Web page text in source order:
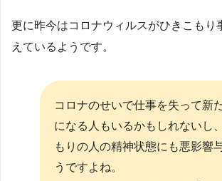
更に昨今はコロナウィルスがひきこもり
えているようです。
コロナのせいで仕事を失って新
になる人もいるかもしれないし
もりの人の精神状態にも悪影響
うですよね。